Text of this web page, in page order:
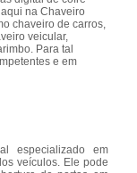
na Chaveiro
chaveiro de carros,
veicular,
Para tal
e em
especializado em
veículos. Ele pode